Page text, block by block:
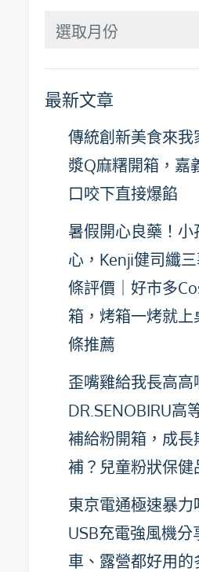
分
整
最新文章
傳統創新美食來
漿Q麻糬開箱，嘉
口咬下直接爆餡
暑假開心良藥！
心，Kenji健司纖
條評價｜好市多
箱，烤箱一烤就
條推薦
歪嘴雞給我長高高
DR.SENOBIRU高
補給粉開箱，成長
補？兒童粉狀保健
東京電通極速暴力
USB充電強風機
車、露營都好用